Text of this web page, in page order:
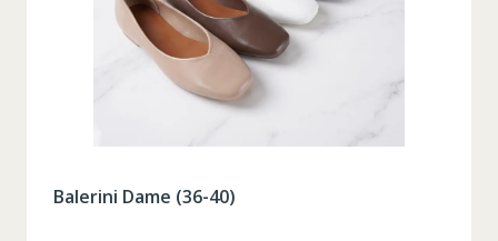
Balerini Dame (36-40)